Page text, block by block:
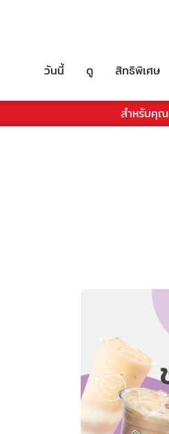
วันนี้ ดู สิทธิพิเศษ
สำหรับคุณ